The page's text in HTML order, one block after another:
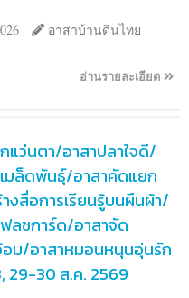
อาสาบ้านดินไทย
อ่านรายละเอียด
แว่นตา/อาสาปลาใจดี/
มล็ดพันธุ์/อาสาคัดแยก
งสื่อการเรียนรู้บนผืนผ้า/
ลชการ์ด/อาสาจัด
อม/อาสาหมอนหนุนอุ่นรัก
29-30 ส.ค. 2569